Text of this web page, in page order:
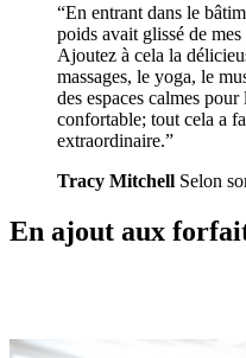
“En entrant dans le
poids avait glissé de
Ajoutez à cela la
massages, le yoga, le
des espaces calmes
confortable; tout cela a
extraordinaire.”
Tracy Mitchell Selon
En ajout aux